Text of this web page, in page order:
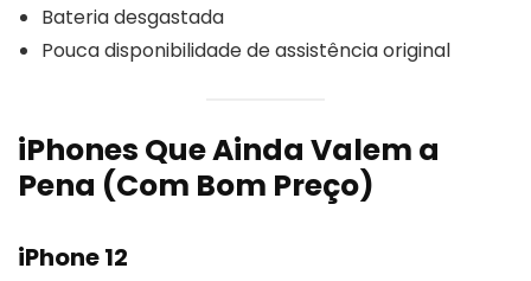
Bateria desgastada
Pouca disponibilidade de assistência original
iPhones Que Ainda Valem a
Pena (Com Bom Preço)
iPhone 12